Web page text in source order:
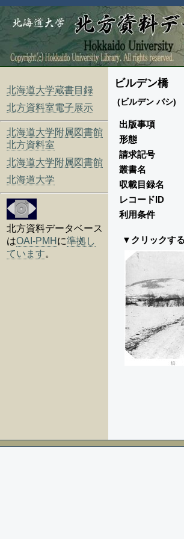
北海道大学蔵書目録
北方資料室電子展示
北海道大学附属図書館
北方資料室
北海道大学附属図書館
北海道大学
北方資料データベース
はOAI-PMH に準拠し
ています。
ビルデン橋
(ビルデン バシ)
出版事項
形態
請求記号
叢書名
収載目録名
レコードID
利用条件
▼クリックす